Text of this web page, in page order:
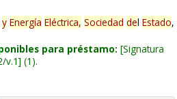
y Energía Eléctrica, Sociedad del Estado,
para préstamo: Signatura
v.1 (1).